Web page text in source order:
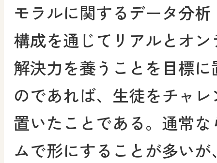
モラルに関するデータ分
構成を通じてリアルとオ
解決力を養うことを目標
のであれば、生徒をチャ
置いたことである。通常
ムで形にすることが多い